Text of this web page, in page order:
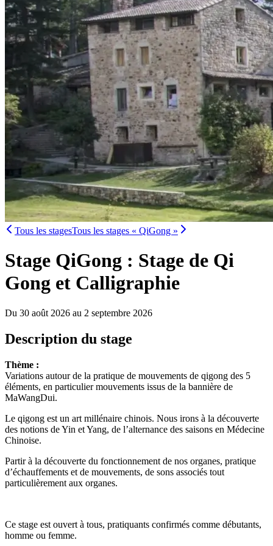
Tous les stagesTous les stages « QiGong »
Stage QiGong : Stage de Qi
Gong et Calligraphie
Du 30 août 2026 au 2 septembre 2026
Description du stage
Thème :
Variations autour de la pratique de mouvements de qigong des 5
éléments, en particulier mouvements issus de la bannière de
MaWangDui.
Le qigong est un art millénaire chinois. Nous irons à la découverte
des notions de Yin et Yang, de l’alternance des saisons en Médecine
Chinoise.
Partir à la découverte du fonctionnement de nos organes, pratique
d’échauffements et de mouvements, de sons associés tout
particulièrement aux organes.
Ce stage est ouvert à tous, pratiquants confirmés comme débutants,
homme ou femme.